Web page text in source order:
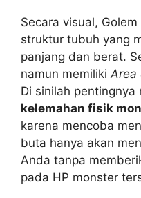
Secara visual,
struktur tubuh yang
panjang dan berat.
namun memiliki Area
Di sinilah pentingnya
kelemahan fisik
karena mencoba
buta hanya akan
Anda tanpa
pada HP monster